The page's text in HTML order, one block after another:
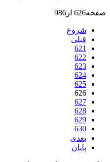
صفحه626 از986
شروع
قبلی
621
622
623
624
625
626
627
628
629
630
بعدی
پایان